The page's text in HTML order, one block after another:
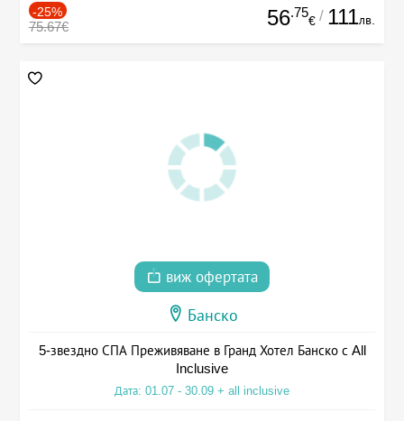
-25%
75.67€ 56.75
€ / 111лв.
виж офертата
Банско
5-звездно СПА Преживяване в Гранд Хотел Банско с All
Inclusive
Дата: 01.07 - 30.09 + all inclusive